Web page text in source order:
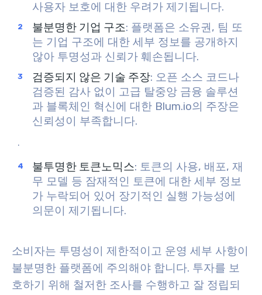
사용자 보호에 대한 우려가 제기됩니다.
불분명한 기업 구조: 플랫폼은 소유권, 팀 또
는 기업 구조에 대한 세부 정보를 공개하지
않아 투명성과 신뢰가 훼손됩니다.
검증되지 않은 기술 주장: 오픈 소스 코드나
검증된 감사 없이 고급 탈중앙 금융 솔루션
과 블록체인 혁신에 대한 Blum.io의 주장은
신뢰성이 부족합니다.
.
불투명한 토큰노믹스: 토큰의 사용, 배포, 재
무 모델 등 잠재적인 토큰에 대한 세부 정보
가 누락되어 있어 장기적인 실행 가능성에
의문이 제기됩니다.
소비자는 투명성이 제한적이고 운영 세부 사항이
불분명한 플랫폼에 주의해야 합니다. 투자를 보
호하기 위해 철저한 조사를 수행하고 잘 정립되